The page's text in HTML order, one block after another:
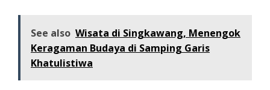
See also Wisata di Singkawang, Menengok
Keragaman Budaya di Samping Garis
Khatulistiwa